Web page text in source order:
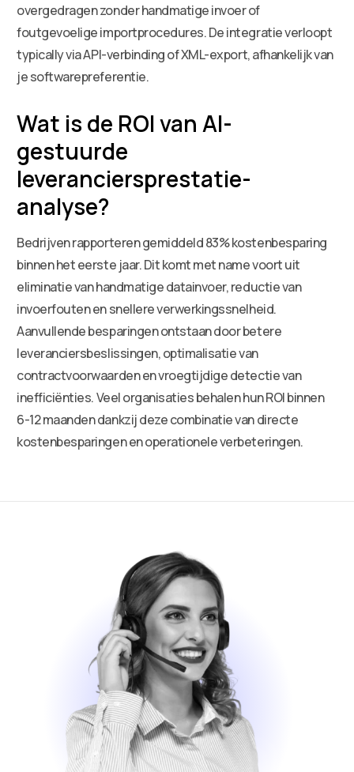
overgedragen zonder handmatige invoer of
foutgevoelige importprocedures. De integratie verloopt
typically via API-verbinding of XML-export, afhankelijk van
je softwarepreferentie.
Wat is de ROI van AI-
gestuurde
leveranciersprestatie-
analyse?
Bedrijven rapporteren gemiddeld 83% kostenbesparing
binnen het eerste jaar. Dit komt met name voort uit
eliminatie van handmatige datainvoer, reductie van
invoerfouten en snellere verwerkingssnelheid.
Aanvullende besparingen ontstaan door betere
leveranciersbeslissingen, optimalisatie van
contractvoorwaarden en vroegtijdige detectie van
inefficiënties. Veel organisaties behalen hun ROI binnen
6-12 maanden dankzij deze combinatie van directe
kostenbesparingen en operationele verbeteringen.